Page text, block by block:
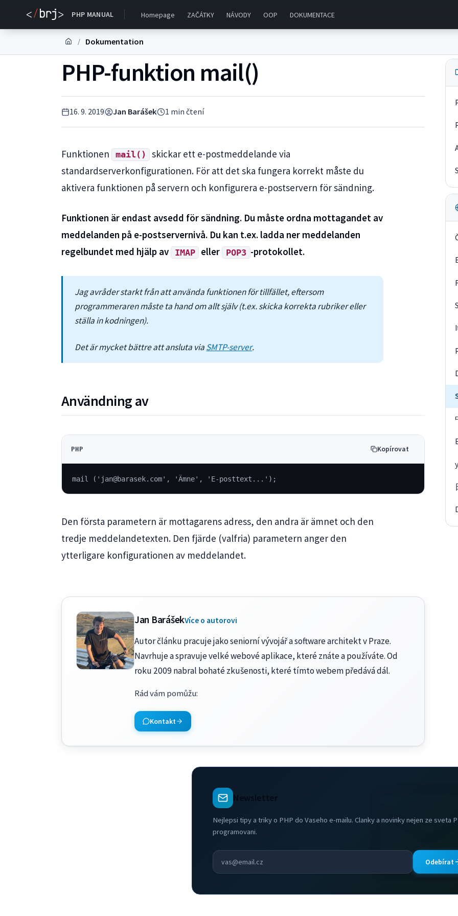
PHP MANUAL Homepage ZAČÁTKY NÁVODY OOP DOKUMENTACE
/ Dokumentation
PHP-funktion mail()
16. 9. 2019 Jan Barášek 1 min čtení
Funktionen mail()
skickar ett e-postmeddelande via
standardserverkonfigurationen. För att det ska fungera korrekt måste du
aktivera funktionen på servern och konfigurera e-postservern för sändning.
Funktionen är endast avsedd för sändning. Du måste ordna mottagandet av
meddelanden på e-postservernivå. Du kan t.ex. ladda ner meddelanden
regelbundet med hjälp av
IMAP eller POP3 -protokollet.
Jag avråder starkt från att använda funktionen för tillfället, eftersom
programmeraren måste ta hand om allt själv (t.ex. skicka korrekta rubriker eller
ställa in kodningen).
Det är mycket bättre att ansluta viaSMTP-server.
Användning av
PHP Kopírovat
mail ('jan@barasek.com', 'Ämne', 'E-posttext...');
Den första parametern är mottagarens adress, den andra är ämnet och den
tredje meddelandetexten. Den fjärde (valfria) parametern anger den
ytterligare konfigurationen av meddelandet.
Jan BarášekVíce o autorovi
Autor článku pracuje jako seniorní vývojář a software architekt v Praze.
Navrhuje a spravuje velké webové aplikace, které znáte a používáte. Od
roku 2009 nabral bohaté zkušenosti, které tímto webem předává dál.
Rád vám pomůžu:
Kontakt
Newsletter
Nejlepsi tipy a triky o PHP do Vaseho e-mailu. Clanky a novinky nejen ze sveta
programovani.
Odebírat